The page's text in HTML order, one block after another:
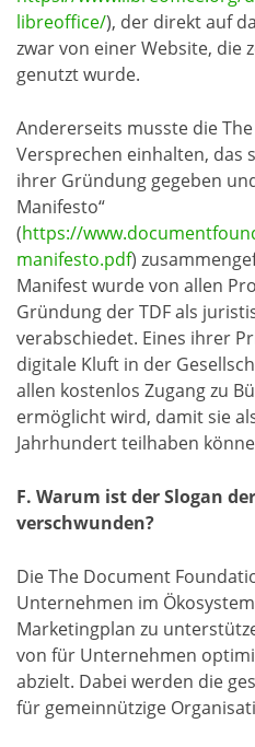
libreoffice/), der direkt auf
zwar von einer Website, die
genutzt wurde.
Andererseits musste die
Versprechen einhalten, das
ihrer Gründung gegeben
Manifesto“
(https://
manifesto.pdf)
Manifest wurde von allen
Gründung der TDF als
verabschiedet. Eines ihrer
digitale Kluft in der
allen kostenlos Zugang zu
ermöglicht wird, damit sie
Jahrhundert teilhaben
F. Warum ist der Slogan
verschwunden?
Die The Document
Unternehmen im
Marketingplan zu
von für Unternehmen
abzielt. Dabei werden die
für gemeinnützige